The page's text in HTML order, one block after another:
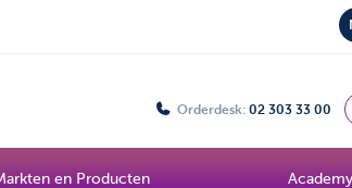
Orderdesk: 02 303 33 00
en Producten Academy